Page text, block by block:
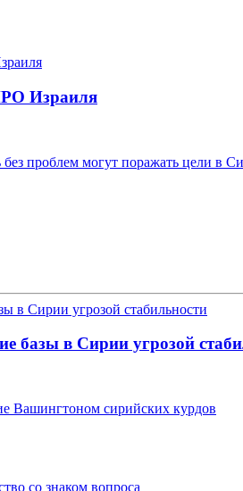
Израиля
проблем могут поражать цели в
базы в Сирии угрозой
Вашингтоном сирийских курдов